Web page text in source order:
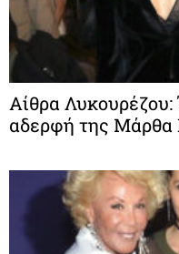
Αίθρα
αδερφή της Μάρθα